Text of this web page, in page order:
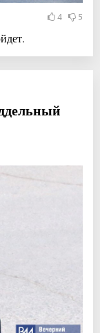
4 5